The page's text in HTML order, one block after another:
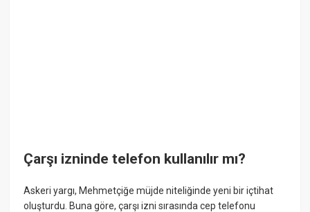
Çarşı izninde telefon kullanılır mı?
Askeri yargı, Mehmetçiğe müjde niteliğinde yeni bir içtihat
oluşturdu. Buna göre, çarşı izni sırasında cep telefonu